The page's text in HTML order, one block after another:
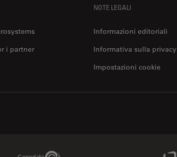
i partner
NOTE LEGALI
Informazioni editoriali
Informativa sulla privacy
Impostazioni cookie
Genedata Link